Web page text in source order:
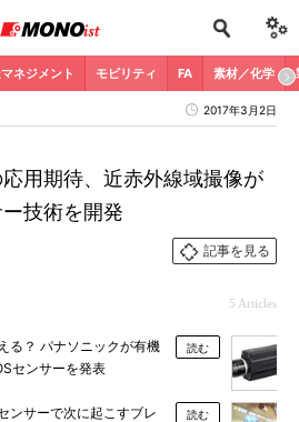
ネジメント モビリティ FA 素材／化学
2017年3月2日
用期待、近赤外線域撮像が
技術を開発
記事を見る
5 Articles
る？ パナソニックが有機
センサーを発表
読む
ンサーで次に起こすブレ
読む